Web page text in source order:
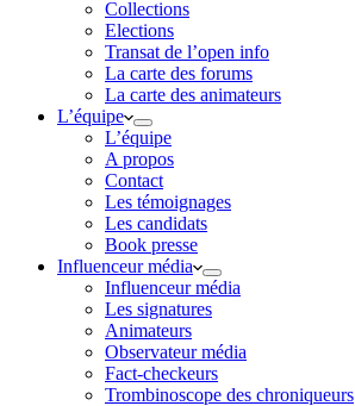
Collections
Elections
Transat de l’open info
La carte des forums
La carte des animateurs
L’équipe
L’équipe
A propos
Contact
Les témoignages
Les candidats
Book presse
Influenceur média
Influenceur média
Les signatures
Animateurs
Observateur média
Fact-checkeurs
Trombinoscope des chroniqueurs